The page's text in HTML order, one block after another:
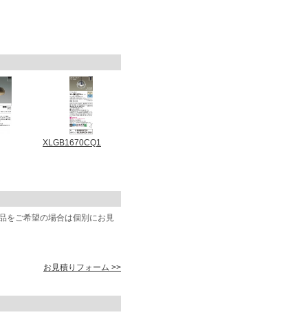
XLGB1670CQ1
をご希望の場合は個別にお見
お見積りフォーム >>